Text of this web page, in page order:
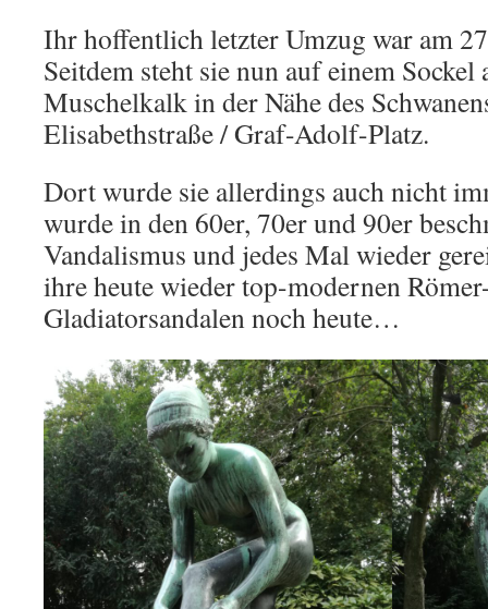
Ihr hoffentlich letzter Umzug war am
Seitdem steht sie nun auf einem
Muschelkalk in der Nähe des
Elisabethstraße / Graf-Adolf-Platz.
Dort wurde sie allerdings auch nicht
wurde in den 60er, 70er und 90er
Vandalismus und jedes Mal wieder
ihre heute wieder top-modernen
Gladiatorsandalen noch heute…